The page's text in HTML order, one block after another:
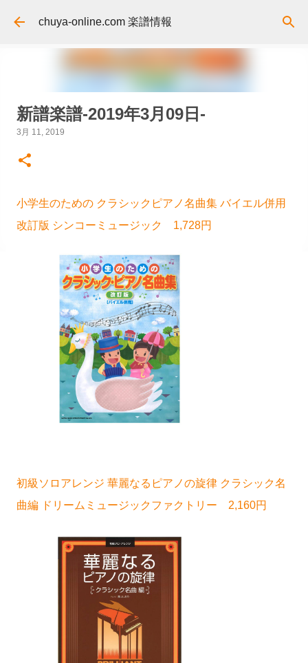
スキップしてメイン コンテンツに移動
chuya-online.com 楽譜情報
新譜楽譜-2019年3月09日-
3月 11, 2019
小学生のための クラシックピアノ名曲集 バイエル併用
改訂版 シンコーミュージック 1,728円
初級ソロアレンジ 華麗なるピアノの旋律 クラシック名
曲編 ドリームミュージックファクトリー 2,160円